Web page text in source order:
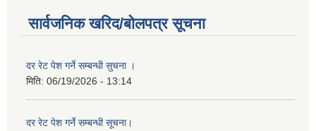
सार्वजनिक खरिद/बोलपत्र सूचना
दर रेट पेश गर्ने सम्बन्धी सुचना ।
मिति: 06/19/2026 - 13:14
दर रेट पेश गर्ने सम्बन्धी सूचना।